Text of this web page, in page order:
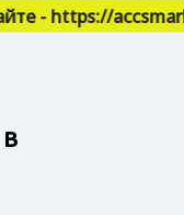
- https://